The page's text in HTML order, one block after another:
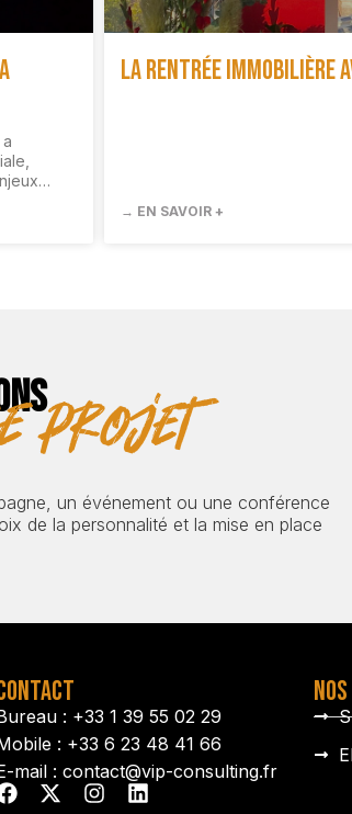
La Rentrée immobilière
→ EN SAVOIR +
projet
un événement ou une conférence
de la personnalité et la mise en place
: +33 1 39 55 02 29
: +33 6 23 48 41 66
mail : contact@vip-consulting.fr